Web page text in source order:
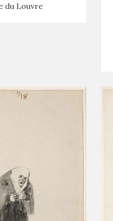
du Louvre